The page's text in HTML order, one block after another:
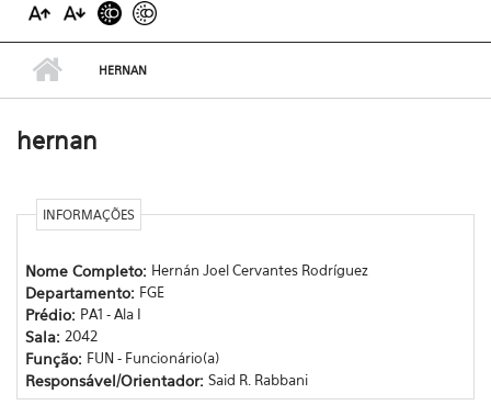
HERNAN
hernan
INFORMAÇÕES
Nome Completo: Hernán Joel Cervantes Rodríguez
Departamento: FGE
Prédio: PA1 - Ala I
Sala: 2042
Função: FUN - Funcionário(a)
Responsável/Orientador: Said R. Rabbani